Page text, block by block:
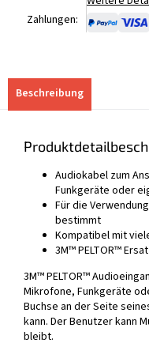
Zahlungen:
Beschreibung
Audiokabel zum
Funkgeräte oder
Für die
bestimmt
Kompatibel mit
3M™ PELTOR™
3M™ PELTOR™
Mikrofone, Funkgeräte
Buchse an der Seite
kann. Der Benutzer kann
bleibt.